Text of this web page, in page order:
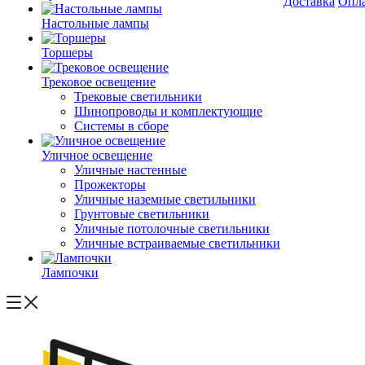
Настольные лампы
Торшеры
Трековое освещение
Трековые светильники
Шинопроводы и комплектующие
Системы в сборе
Уличное освещение
Уличные настенные
Прожекторы
Уличные наземные светильники
Грунтовые светильники
Уличные потолочные светильники
Уличные встраиваемые светильники
Лампочки